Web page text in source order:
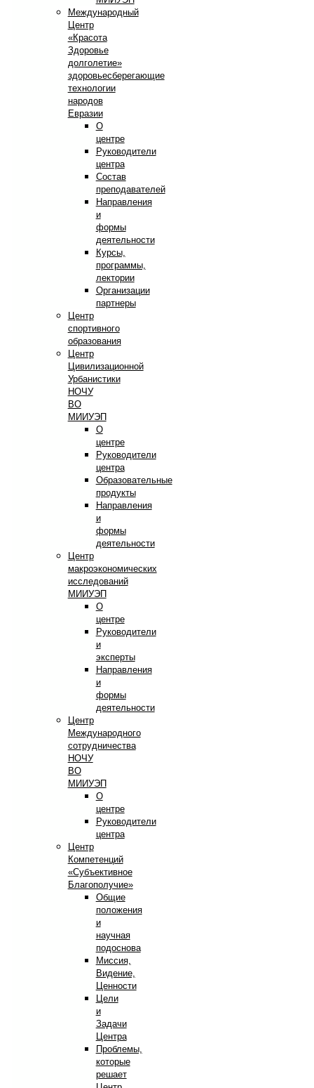
Международный
Центр
«Красота
Здоровье
долголетие»
здоровьесберегающие
технологии
народов
Евразии
О
центре
Руководители
центра
Состав
преподавателей
Направления
и
формы
деятельности
Курсы,
программы,
лектории
Организации
партнеры
Центр
спортивного
образования
Центр
Цивилизационной
Урбанистики
НОЧУ
ВО
МИИУЭП
О
центре
Руководители
центра
Образовательные
продукты
Направления
и
формы
деятельности
Центр
макроэкономических
исследований
МИИУЭП
О
центре
Руководители
и
эксперты
Направления
и
формы
деятельности
Центр
Международного
сотрудничества
НОЧУ
ВО
МИИУЭП
О
центре
Руководители
центра
Центр
Компетенций
«Субъективное
Благополучие»
Общие
положения
и
научная
подоснова
Миссия,
Видение,
Ценности
Цели
и
Задачи
Центра
Проблемы,
которые
решает